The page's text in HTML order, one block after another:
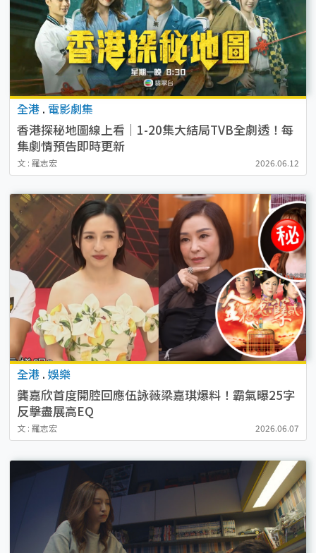
全港 . 電影劇集
香港探秘地圖線上看｜1-20集大結局TVB全劇透！每
集劇情預告即時更新
文 : 羅志宏 2026.06.12
全港 . 娛樂
龔嘉欣首度開腔回應伍詠薇梁嘉琪爆料！霸氣曝25字
反擊盡展高EQ
文 : 羅志宏 2026.06.07